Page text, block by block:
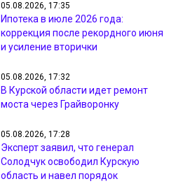
05.08.2026, 17:35
Ипотека в июле 2026 года:
коррекция после рекордного июня
и усиление вторички
05.08.2026, 17:32
В Курской области идет ремонт
моста через Грайворонку
05.08.2026, 17:28
Эксперт заявил, что генерал
Солодчук освободил Курскую
область и навел порядок